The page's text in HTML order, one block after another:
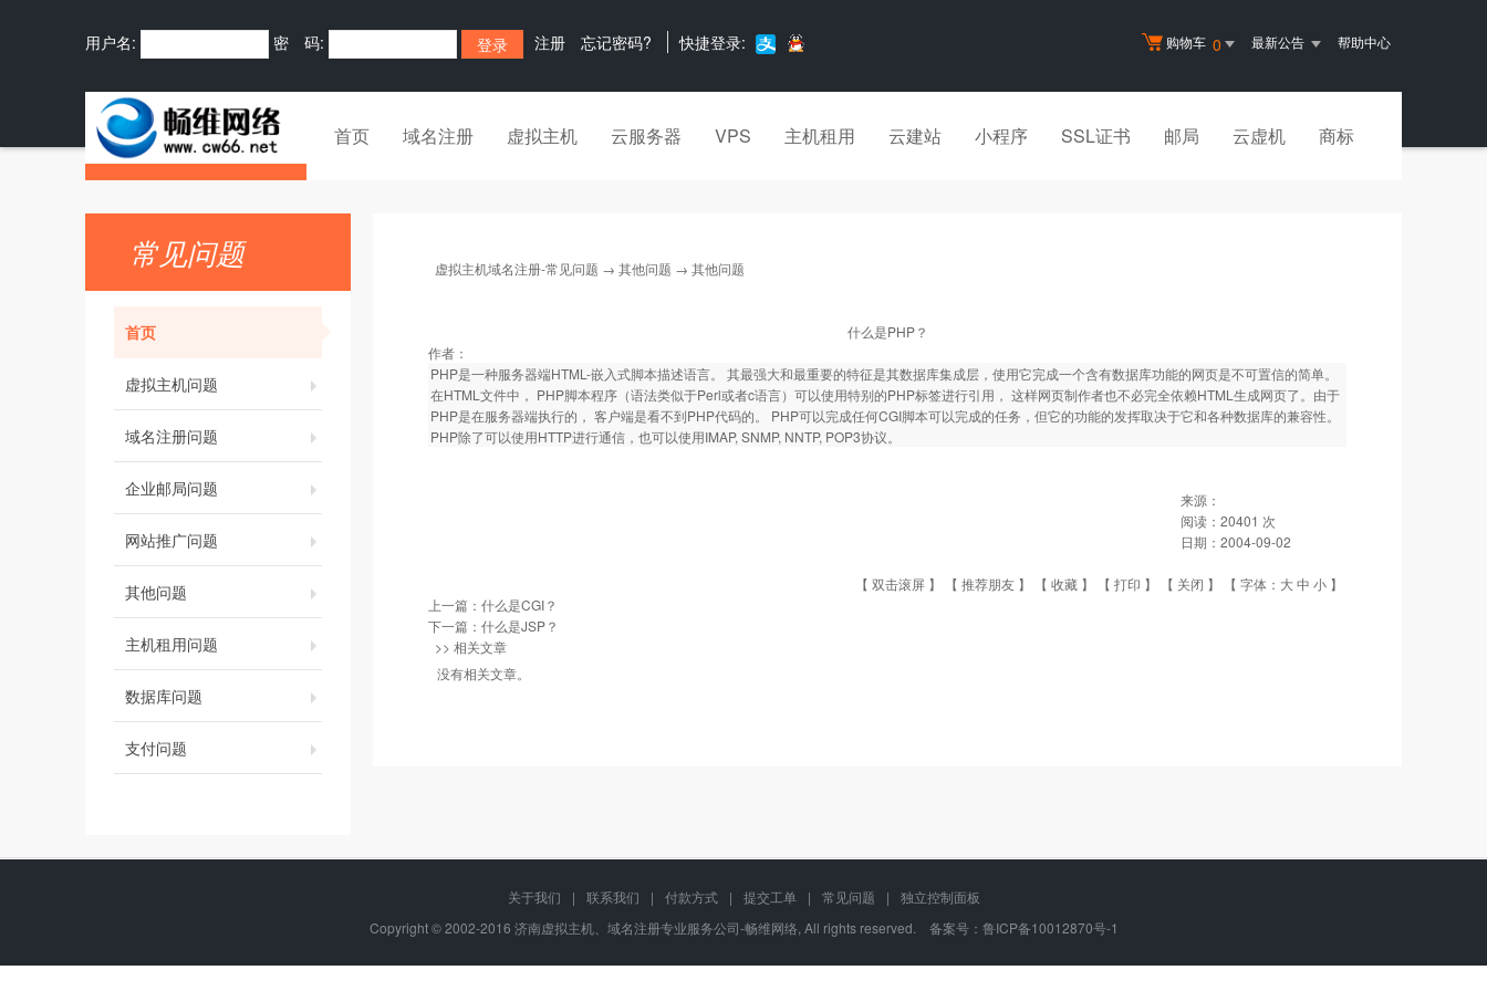
购物车 0 最新公告 帮助中心
用户名: 密 码: 注册 忘记密码? 快捷登录:
首页 域名注册 虚拟主机 云服务器 VPS 主机租用 云建站 小程序 SSL证书 邮局 云虚机 商标
常见问题
首页
虚拟主机问题
域名注册问题
企业邮局问题
网站推广问题
其他问题
主机租用问题
数据库问题
支付问题
虚拟主机域名注册-常见问题 → 其他问题 → 其他问题
什么是PHP？
作者：
PHP是一种服务器端HTML-嵌入式脚本描述语言。 其最强大和最重要的特征是其数据库集成层，使用它完成一个含有数据库功能的网页是不可置信的简单。
在HTML文件中， PHP脚本程序（语法类似于Perl或者c语言）可以使用特别的PHP标签进行引用， 这样网页制作者也不必完全依赖HTML生成网页了。由于
PHP是在服务器端执行的， 客户端是看不到PHP代码的。 PHP可以完成任何CGI脚本可以完成的任务，但它的功能的发挥取决于它和各种数据库的兼容性。
PHP除了可以使用HTTP进行通信，也可以使用IMAP, SNMP, NNTP, POP3协议。
来源：
阅读： 20401 次
日期： 2004-09-02
【 双击滚屏 】 【 推荐朋友 】 【 收藏 】 【 打印 】 【 关闭 】 【 字体： 大中 小 】
上一篇： 什么是CGI？
下一篇： 什么是JSP？
>> 相关文章
没有相关文章。
关于我们 | 联系我们 | 付款方式 | 提交工单 | 常见问题 |
独立控制面板
Copyright © 2002-2016 济南虚拟主机、域名注册专业服务公司-畅维网络, All rights reserved. 备案号： 鲁ICP备10012870号-1